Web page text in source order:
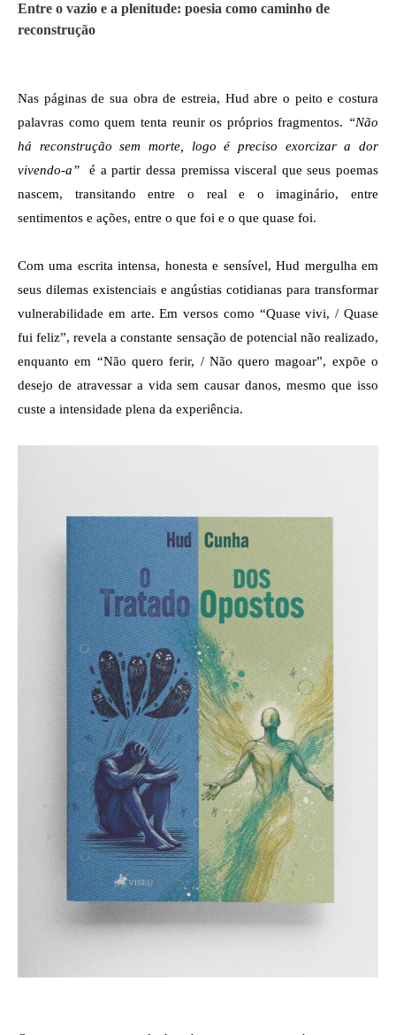
Entre o vazio e a plenitude: poesia como caminho de
reconstrução
Nas páginas de sua obra de estreia, Hud abre o peito e costura
palavras como quem tenta reunir os próprios fragmentos. “Não
há reconstrução sem morte, logo é preciso exorcizar a dor
vivendo-a” é a partir dessa premissa visceral que seus poemas
nascem, transitando entre o real e o imaginário, entre
sentimentos e ações, entre o que foi e o que quase foi.
Com uma escrita intensa, honesta e sensível, Hud mergulha em
seus dilemas existenciais e angústias cotidianas para transformar
vulnerabilidade em arte. Em versos como “Quase vivi, / Quase
fui feliz”, revela a constante sensação de potencial não realizado,
enquanto em “Não quero ferir, / Não quero magoar”, expõe o
desejo de atravessar a vida sem causar danos, mesmo que isso
custe a intensidade plena da experiência.